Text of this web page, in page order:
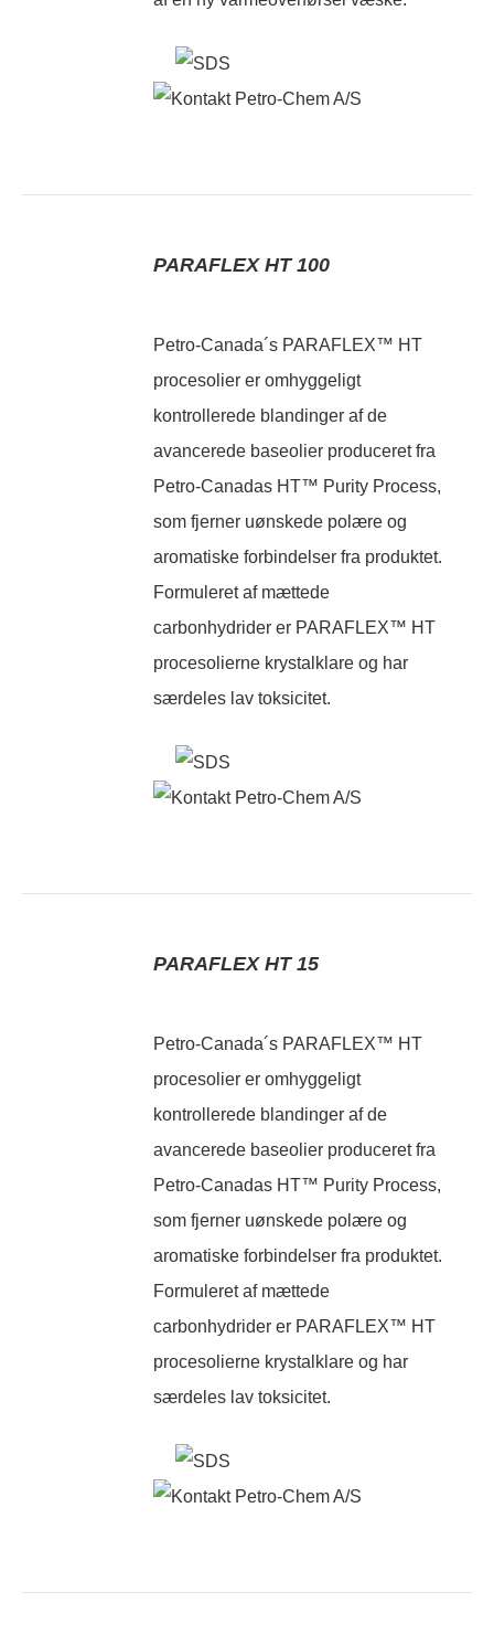
PARAFLEX HT 100
Petro-Canada´s PARAFLEX™ HT
procesolier er omhyggeligt
kontrollerede blandinger af de
avancerede baseolier produceret fra
Petro-Canadas HT™ Purity Process,
som fjerner uønskede polære og
aromatiske forbindelser fra produktet.
Formuleret af mættede
carbonhydrider er PARAFLEX™ HT
procesolierne krystalklare og har
særdeles lav toksicitet.
PARAFLEX HT 15
Petro-Canada´s PARAFLEX™ HT
procesolier er omhyggeligt
kontrollerede blandinger af de
avancerede baseolier produceret fra
Petro-Canadas HT™ Purity Process,
som fjerner uønskede polære og
aromatiske forbindelser fra produktet.
Formuleret af mættede
carbonhydrider er PARAFLEX™ HT
procesolierne krystalklare og har
særdeles lav toksicitet.